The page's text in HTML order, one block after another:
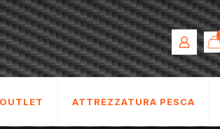
OUTLET ATTREZZATURA PESCA